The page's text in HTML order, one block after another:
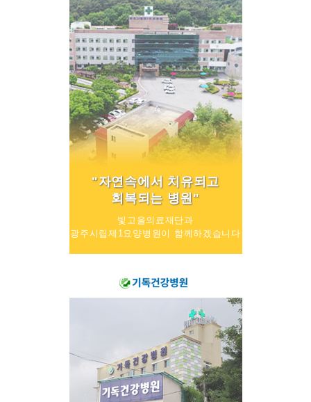
"자연속에서 치유되고
회복되는 병원"
빛고을의료재단과
광주시립제1요양병원이 함께하겠습니다